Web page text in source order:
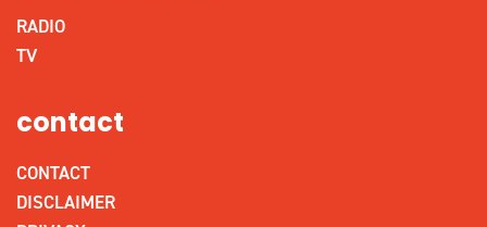
RADIO
TV
contact
CONTACT
DISCLAIMER